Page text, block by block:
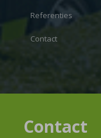
Referenties
Contact
Contact